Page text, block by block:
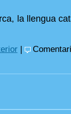
la llengua
|